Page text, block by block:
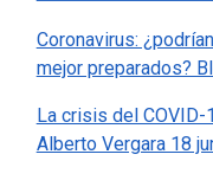
Coronavirus:
mejor preparados?
La crisis del COVID-
Alberto Vergara 18